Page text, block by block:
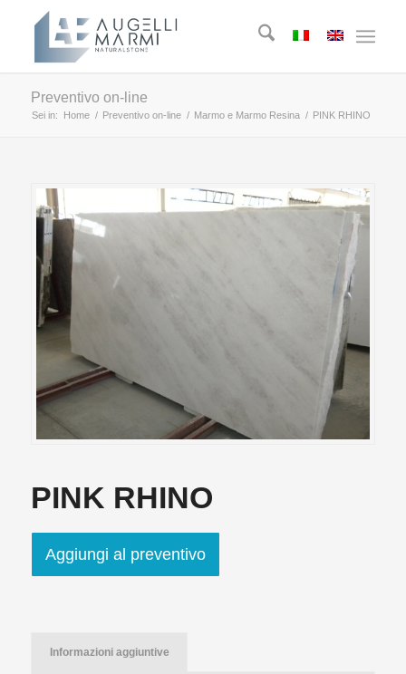
Preventivo on-line
Sei in: Home / Preventivo on-line / Marmo e Marmo Resina / PINK RHINO
PINK RHINO
Aggiungi al preventivo
Informazioni aggiuntive